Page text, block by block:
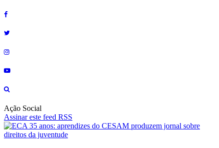
Ação Social
Assinar este feed RSS